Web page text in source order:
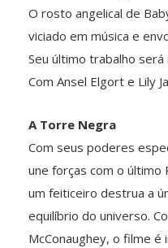
O rosto angelical de
viciado em música e
Seu último trabalho será
Com Ansel Elgort e Lily
A Torre Negra
Com seus poderes
une forças com o
um feiticeiro destrua a
equilíbrio do universo.
McConaughey, o filme